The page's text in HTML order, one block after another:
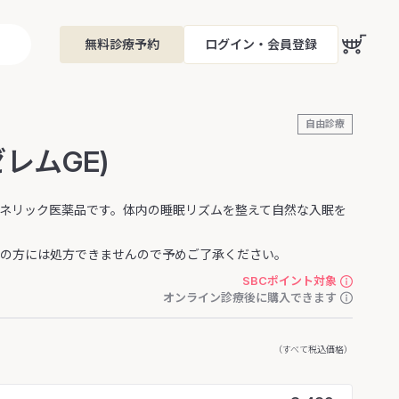
無料診療予約 ログイン・会員登録
自由診療
ムGE)
ック医薬品です。体内の睡眠リズムを整えて自然な入眠を
には処方できませんので予めご了承ください。
SBCポイント対象
オンライン診療後に購入できます
（すべて税込価格）